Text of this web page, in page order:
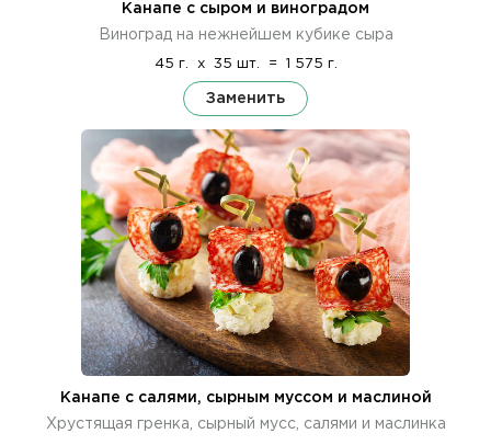
Канапе с сыром и виноградом
Виноград на нежнейшем кубике сыра
45 г. x 35 шт. = 1 575 г.
Заменить
Канапе с салями, сырным муссом и маслиной
Хрустящая гренка, сырный мусс, салями и маслинка